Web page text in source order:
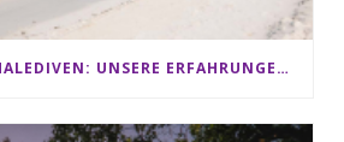
CLUB MED KANI MALEDIVEN: UNSERE ERFAHRUNGEN IM ALL-INCLUSIVE PARADIES